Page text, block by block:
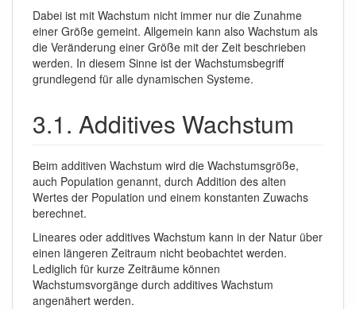
Dabei ist mit Wachstum nicht immer nur die Zunahme
einer Größe gemeint. Allgemein kann also Wachstum als
die Veränderung einer Größe mit der Zeit beschrieben
werden. In diesem Sinne ist der Wachstumsbegriff
grundlegend für alle dynamischen Systeme.
3.1. Additives Wachstum
Beim additiven Wachstum wird die Wachstumsgröße,
auch Population genannt, durch Addition des alten
Wertes der Population und einem konstanten Zuwachs
berechnet.
Lineares oder additives Wachstum kann in der Natur über
einen längeren Zeitraum nicht beobachtet werden.
Lediglich für kurze Zeiträume können
Wachstumsvorgänge durch additives Wachstum
angenähert werden.